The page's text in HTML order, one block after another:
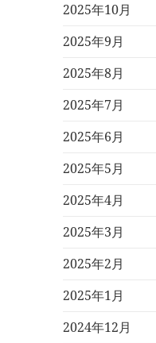
2025年10月
2025年9月
2025年8月
2025年7月
2025年6月
2025年5月
2025年4月
2025年3月
2025年2月
2025年1月
2024年12月